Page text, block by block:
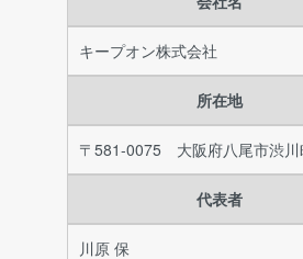
キープオン株式会社
所在地
〒581-0075 大阪府八尾市渋川
代表者
川原 保